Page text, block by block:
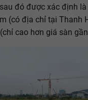
đó được xác định là
(có địa chỉ tại Thanh
cao hơn giá sàn